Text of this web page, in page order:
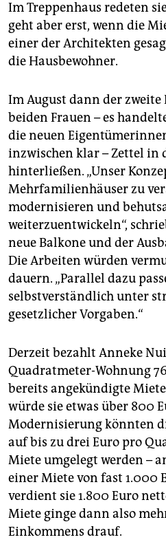
Im Treppenhaus redeten
geht aber erst, wenn die
einer der Architekten
die Hausbewohner.
Im August dann der zweite
beiden Frauen – es
die neuen
inzwischen klar – Zettel in
hinterließen. „Unser
Mehrfamilienhäuser zu
modernisieren und
weiterzuentwickeln“,
neue Balkone und der
Die Arbeiten würden
dauern. „Parallel dazu
selbstverständlich unter
gesetzlicher Vorgaben.“
Derzeit bezahlt Anneke
Quadratmeter-Wohnung
bereits angekündigte
würde sie etwas über 800
Modernisierung könnten
auf bis zu drei Euro pro
Miete umgelegt werden –
einer Miete von fast 1.000
verdient sie 1.800 Euro
Miete ginge dann also
Einkommens drauf.